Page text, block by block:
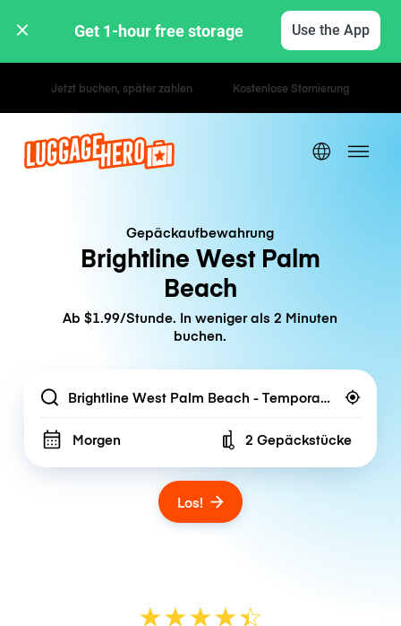
Get 1-hour free storage Use the App
Stunden- / Tagestarife
Gepäckaufbewahrung
Brightline West Palm
Beach
Ab $1.99/Stunde. In weniger als 2 Minuten
buchen.
Location
Morgen Number of bags
2 Gepäckstücke
Los!
★★★★☆
★